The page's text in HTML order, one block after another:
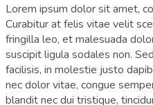
Lorem ipsum dolor sit amet,
Curabitur at felis vitae velit
fringilla leo, et malesuada
suscipit ligula sodales non.
facilisis, in molestie justo
nec dolor vitae, congue
blandit nec dui tristique,